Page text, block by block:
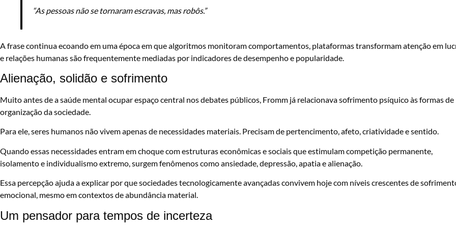
“As pessoas não se tornaram escravas, mas robôs.”
A frase continua ecoando em uma época em que algoritmos monitoram comportamentos, plataformas transformam atenção em
e relações humanas são frequentemente mediadas por indicadores de desempenho e popularidade.
Alienação, solidão e sofrimento
Muito antes de a saúde mental ocupar espaço central nos debates públicos, Fromm já relacionava sofrimento psíquico às formas de
organização da sociedade.
Para ele, seres humanos não vivem apenas de necessidades materiais. Precisam de pertencimento, afeto, criatividade e sentido.
Quando essas necessidades entram em choque com estruturas econômicas e sociais que estimulam competição permanente,
isolamento e individualismo extremo, surgem fenômenos como ansiedade, depressão, apatia e alienação.
Essa percepção ajuda a explicar por que sociedades tecnologicamente avançadas convivem hoje com níveis crescentes de
emocional, mesmo em contextos de abundância material.
Um pensador para tempos de incerteza